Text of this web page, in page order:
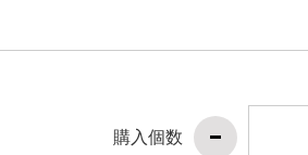
購入個数